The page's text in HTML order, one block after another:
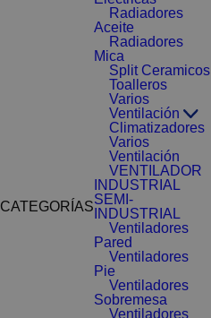
CATEGORÍAS
Radiadores
Aceite
Radiadores
Mica
Split Ceramicos
Toalleros
Varios
Ventilación
Climatizadores
Varios
Ventilación
VENTILADOR
INDUSTRIAL
SEMI-
INDUSTRIAL
Ventiladores
Pared
Ventiladores
Pie
Ventiladores
Sobremesa
Ventiladores